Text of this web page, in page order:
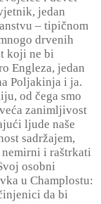
jedan
– tipičnom
drvenih
koji ne bi
Engleza, jedan
Poljakinja i ja.
od čega smo
zanimljivost
ljude naše
sadržajem,
nemirni i raštrkati
osobni
u Champlostu:
da bi